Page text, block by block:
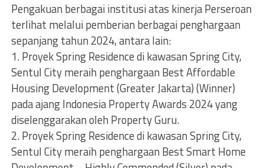
Pengakuan berbagai institusi atas kinerja Perseroan
terlihat melalui pemberian berbagai penghargaan
sepanjang tahun 2024, antara lain:
1. Proyek Spring Residence di kawasan Spring City,
Sentul City meraih penghargaan Best Affordable
Housing Development (Greater Jakarta) (Winner)
pada ajang Indonesia Property Awards 2024 yang
diselenggarakan oleh Property Guru.
2. Proyek Spring Residence di kawasan Spring City,
Sentul City meraih penghargaan Best Smart Home